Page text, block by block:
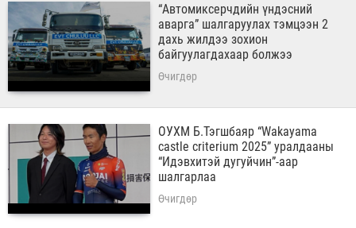
“Автомиксерчдийн үндэсний
аварга” шалгаруулах тэмцээн 2
дахь жилдээ зохион
байгуулагдахаар болжээ
Өчигдөр
ОУХМ Б.Тэгшбаяр “Wakayama
castle criterium 2025” уралдааны
“Идэвхитэй дугуйчин”-аар
шалгарлаа
Өчигдөр